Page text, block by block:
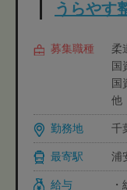
うらやす
募集職種
柔
国
国
他
勤務地 千
最寄駅 浦
給与